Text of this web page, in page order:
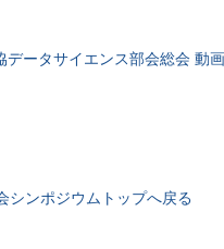
データサイエンス部会総会 動
シンポジウムトップへ戻る